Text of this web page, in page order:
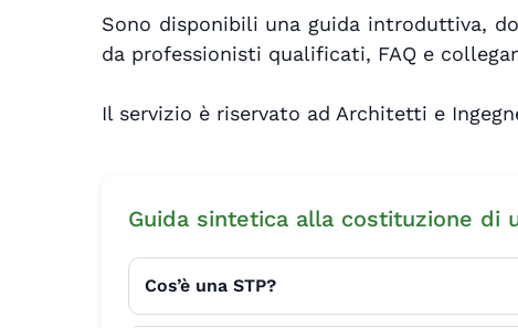
Sono disponibili una guida introduttiva,
da professionisti qualificati, FAQ e
Il servizio è riservato ad Architetti e
Guida sintetica alla costituzione di
Cos’è una STP?